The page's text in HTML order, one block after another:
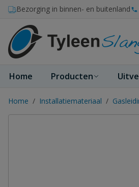
Ga naar de inhoud
Bezorging in binnen- en buitenland
Home Producten
Home / Installatiemateriaal /